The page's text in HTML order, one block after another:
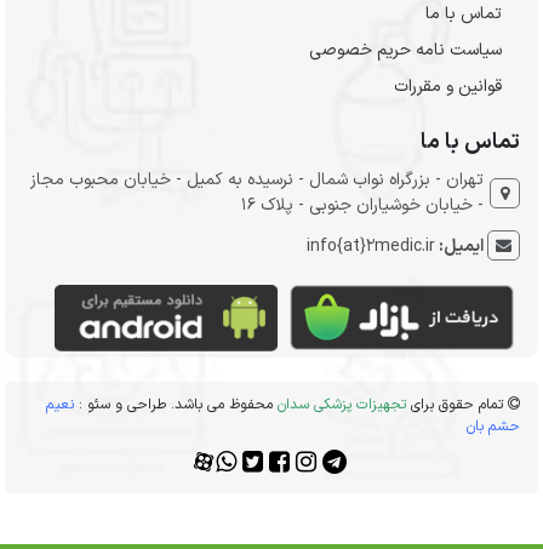
تماس با ما
سیاست نامه حریم خصوصی
قوانین و مقررات
تماس با ما
تهران - بزرگراه نواب شمال - نرسیده به کمیل - خیابان محبوب مجاز
- خیابان خوشیاران جنوبی - پلاک 16
ایمیل:info{at}2medic.ir
تمام حقوق برایتجهیزات پزشکی سدان محفوظ می باشد. طراحی و سئو :نعیم
حشم بان